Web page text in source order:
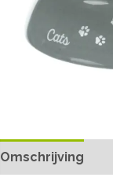
Omschrijving